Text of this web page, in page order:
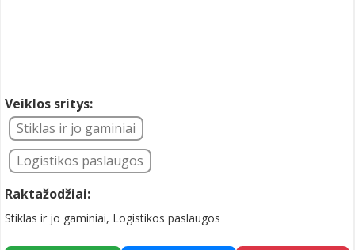
Veiklos sritys:
Stiklas ir jo gaminiai
Logistikos paslaugos
Raktažodžiai:
Stiklas ir jo gaminiai, Logistikos paslaugos